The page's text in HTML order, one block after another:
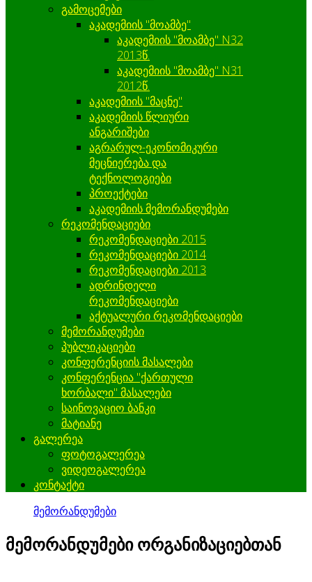
გამოცემები
აკადემიის "მოამბე"
აკადემიის "მოამბე" N32
2013წ.
აკადემიის "მოამბე" N31
2012წ.
აკადემიის "მაცნე"
აკადემიის წლიური
ანგარიშები
აგრარულ-ეკონომიკური
მეცნიერება და
ტექნოლოგიები
პროექტები
აკადემიის მემორანდუმები
რეკომენდაციები
რეკომენდაციები 2015
რეკომენდაციები 2014
რეკომენდაციები 2013
ადრინდელი
რეკომენდაციები
აქტუალური რეკომენდაციები
მემორანდუმები
პუბლიკაციები
კონფერენციის მასალები
კონფერენცია "ქართული
ხორბალი" მასალები
საინოვაციო ბანკი
მატიანე
გალერეა
ფოტოგალერეა
ვიდეოგალერეა
კონტაქტი
მემორანდუმები
მემორანდუმები ორგანიზაციებთან